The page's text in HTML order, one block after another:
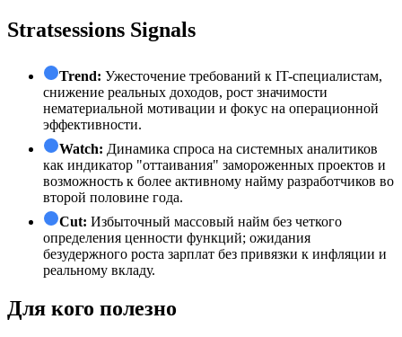
Stratsessions Signals
Trend: Ужесточение требований к IT-специалистам,
снижение реальных доходов, рост значимости
нематериальной мотивации и фокус на операционной
эффективности.
Watch: Динамика спроса на системных аналитиков
как индикатор "оттаивания" замороженных проектов и
возможность к более активному найму разработчиков во
второй половине года.
Cut: Избыточный массовый найм без четкого
определения ценности функций; ожидания
безудержного роста зарплат без привязки к инфляции и
реальному вкладу.
Для кого полезно